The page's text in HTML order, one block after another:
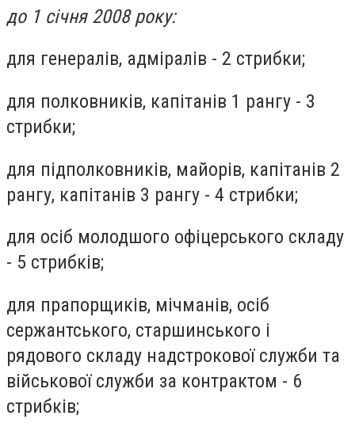
до 1 січня 2008 року:
для генералів, адміралів - 2 стрибки;
для полковників, капітанів 1 рангу - 3
стрибки;
для підполковників, майорів, капітанів 2
рангу, капітанів 3 рангу - 4 стрибки;
для осіб молодшого офіцерського складу
- 5 стрибків;
для прапорщиків, мічманів, осіб
сержантського, старшинського і
рядового складу надстрокової служби та
військової служби за контрактом - 6
стрибків;